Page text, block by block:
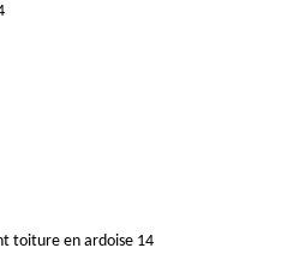
toiture en ardoise 14